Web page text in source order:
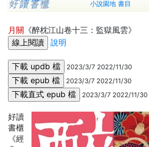
小說園地 書目
月關 《醉枕江山卷十三：監獄風雲》
說明
2023/3/7 2022/11/30
2023/3/7 2022/11/30
2023/3/7 2022/11/30
好讀
書櫃
《經